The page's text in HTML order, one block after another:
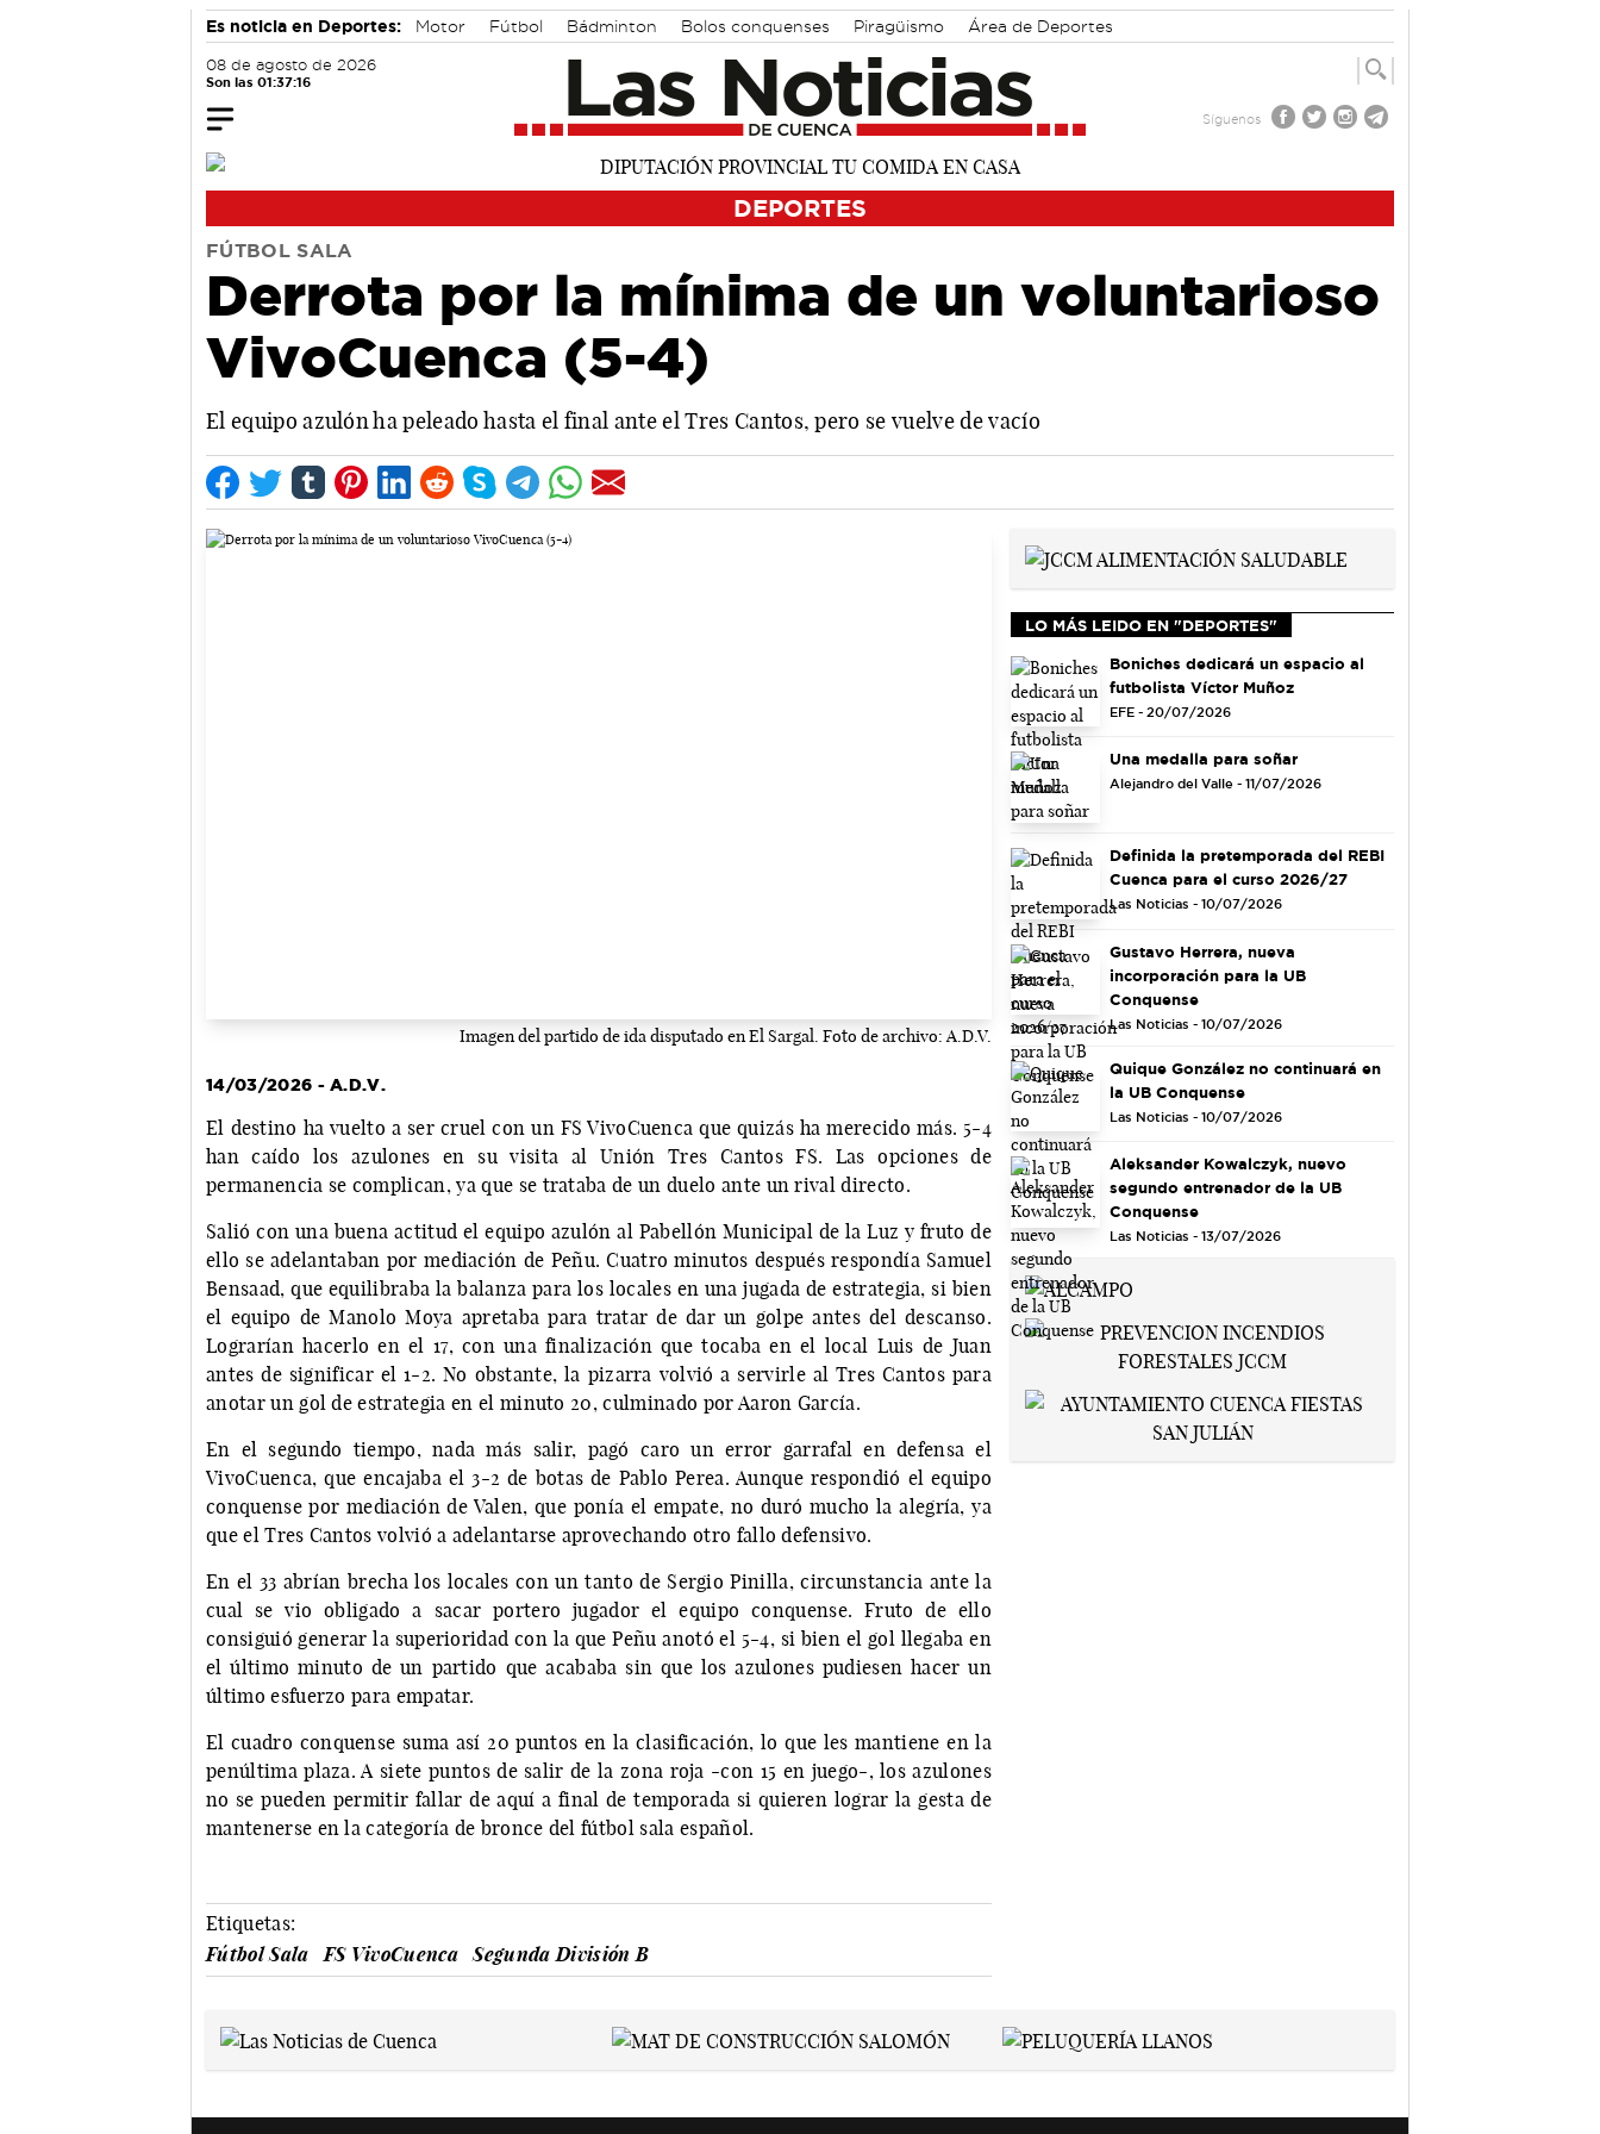
Es noticia en Deportes: Motor Fútbol Bádminton Bolos conquenses Piragüismo Área de Deportes
08 de agosto de 2026
Son las 01:37:17
Síguenos
DEPORTES
FÚTBOL SALA
Derrota por la mínima de un voluntarioso
VivoCuenca (5-4)
El equipo azulón ha peleado hasta el final ante el Tres Cantos, pero se vuelve de vacío
Imagen del partido de ida disputado en El Sargal. Foto de archivo: A.D.V.
14/03/2026 - A.D.V.
El destino ha vuelto a ser cruel con un FS VivoCuenca que quizás ha merecido más. 5-4
han caído los azulones en su visita al Unión Tres Cantos FS. Las opciones de
permanencia se complican, ya que se trataba de un duelo ante un rival directo.
Salió con una buena actitud el equipo azulón al Pabellón Municipal de la Luz y fruto de
ello se adelantaban por mediación de Peñu. Cuatro minutos después respondía Samuel
Bensaad, que equilibraba la balanza para los locales en una jugada de estrategia, si bien
el equipo de Manolo Moya apretaba para tratar de dar un golpe antes del descanso.
Lograrían hacerlo en el 17, con una finalización que tocaba en el local Luis de Juan
antes de significar el 1-2. No obstante, la pizarra volvió a servirle al Tres Cantos para
anotar un gol de estrategia en el minuto 20, culminado por Aaron García.
En el segundo tiempo, nada más salir, pagó caro un error garrafal en defensa el
VivoCuenca, que encajaba el 3-2 de botas de Pablo Perea. Aunque respondió el equipo
conquense por mediación de Valen, que ponía el empate, no duró mucho la alegría, ya
que el Tres Cantos volvió a adelantarse aprovechando otro fallo defensivo.
En el 33 abrían brecha los locales con un tanto de Sergio Pinilla, circunstancia ante la
cual se vio obligado a sacar portero jugador el equipo conquense. Fruto de ello
consiguió generar la superioridad con la que Peñu anotó el 5-4, si bien el gol llegaba en
el último minuto de un partido que acababa sin que los azulones pudiesen hacer un
último esfuerzo para empatar.
El cuadro conquense suma así 20 puntos en la clasificación, lo que les mantiene en la
penúltima plaza. A siete puntos de salir de la zona roja -con 15 en juego-, los azulones
no se pueden permitir fallar de aquí a final de temporada si quieren lograr la gesta de
mantenerse en la categoría de bronce del fútbol sala español.
Etiquetas:
Fútbol Sala
FS VivoCuenca Segunda División B
LO MÁS LEIDO EN "DEPORTES"
Boniches dedicará un espacio al
futbolista Víctor Muñoz
EFE - 20/07/2026
Una medalla para soñar
Alejandro del Valle - 11/07/2026
Definida la pretemporada del REBI
Cuenca para el curso 2026/27
Las Noticias - 10/07/2026
Gustavo Herrera, nueva
incorporación para la UB
Conquense
Las Noticias - 10/07/2026
Quique González no continuará en
la UB Conquense
Las Noticias - 10/07/2026
Aleksander Kowalczyk, nuevo
segundo entrenador de la UB
Conquense
Las Noticias - 13/07/2026